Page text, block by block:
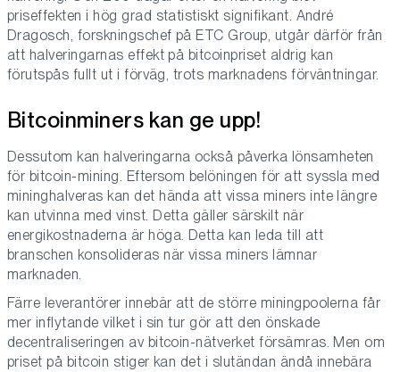
priseffekten i hög grad statistiskt signifikant. André
Dragosch, forskningschef på ETC Group, utgår därför från
att halveringarnas effekt på bitcoinpriset aldrig kan
förutspås fullt ut i förväg, trots marknadens förväntningar.
Bitcoinminers kan ge upp!
Dessutom kan halveringarna också påverka lönsamheten
för bitcoin-mining. Eftersom belöningen för att syssla med
mininghalveras kan det hända att vissa miners inte längre
kan utvinna med vinst. Detta gäller särskilt när
energikostnaderna är höga. Detta kan leda till att
branschen konsolideras när vissa miners lämnar
marknaden.
Färre leverantörer innebär att de större miningpoolerna får
mer inflytande vilket i sin tur gör att den önskade
decentraliseringen av bitcoin-nätverket försämras. Men om
priset på bitcoin stiger kan det i slutändan ändå innebära